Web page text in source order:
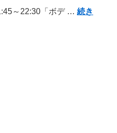
～22:30「ボデ … 続き